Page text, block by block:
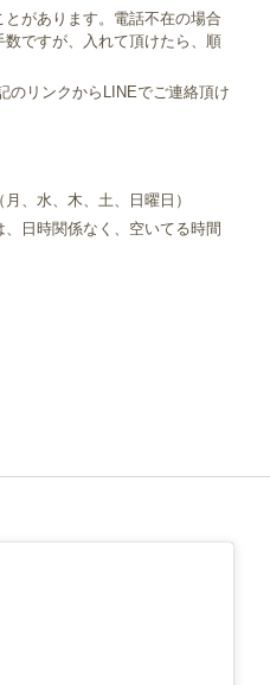
があります。電話不在の場合
ですが、入れて頂けたら、順
のリンクからLINEでご連絡頂け
、水、木、土、日曜日）
日時関係なく、空いてる時間